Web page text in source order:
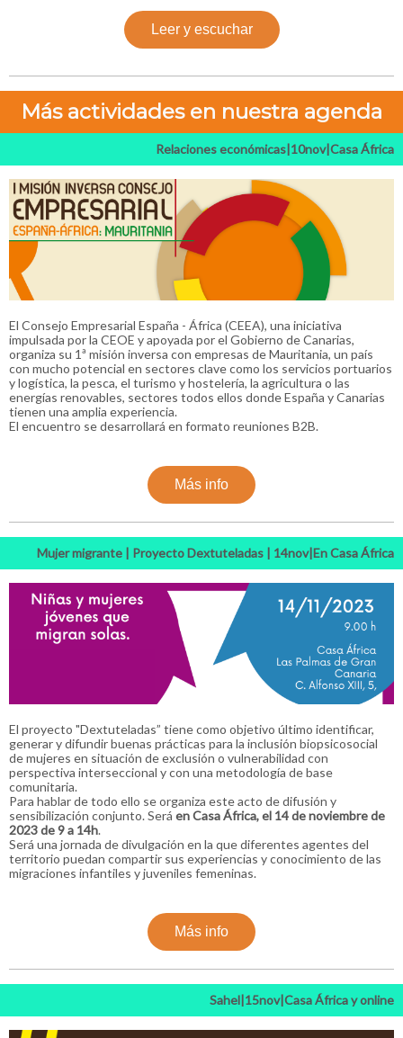
Leer y escuchar
Más actividades en nuestra agenda
Relaciones económicas|10nov|Casa África
El Consejo Empresarial España - África (CEEA), una iniciativa
impulsada por la CEOE y apoyada por el Gobierno de Canarias,
organiza su 1ª misión inversa con empresas de Mauritania, un país
con mucho potencial en sectores clave como los servicios portuarios
y logística, la pesca, el turismo y hostelería, la agricultura o las
energías renovables, sectores todos ellos donde España y Canarias
tienen una amplia experiencia.
El encuentro se desarrollará en formato reuniones B2B.
Más info
Mujer migrante | Proyecto Dextuteladas | 14nov|En Casa África
El proyecto "Dextuteladas” tiene como objetivo último identificar,
generar y difundir buenas prácticas para la inclusión biopsicosocial
de mujeres en situación de exclusión o vulnerabilidad con
perspectiva interseccional y con una metodología de base
comunitaria.
Para hablar de todo ello se organiza este acto de difusión y
sensibilización conjunto. Será en Casa África, el 14 de noviembre de
2023 de 9 a 14h.
Será una jornada de divulgación en la que diferentes agentes del
territorio puedan compartir sus experiencias y conocimiento de las
migraciones infantiles y juveniles femeninas.
Más info
Sahel|15nov|Casa África y online